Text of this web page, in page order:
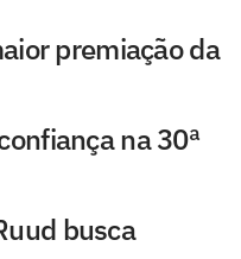
premiação da
na 30ª
busca